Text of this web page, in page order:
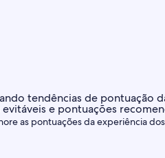
as pontuações da experiência